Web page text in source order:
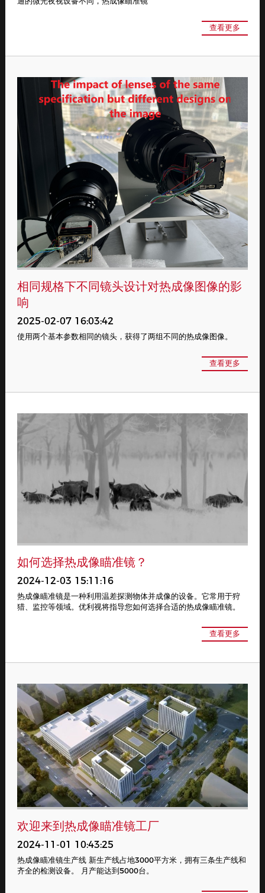
查看更多
相同规格下不同镜头设计对热成像图像的影
响
2025-02-07 16:03:42
使用两个基本参数相同的镜头，获得了两组不同的热成像图像。
查看更多
如何选择热成像瞄准镜？
2024-12-03 15:11:16
热成像瞄准镜是一种利用温差探测物体并成像的设备。它常用于狩
猎、监控等领域。优利视将指导您如何选择合适的热成像瞄准镜。
查看更多
欢迎来到热成像瞄准镜工厂
2024-11-01 10:43:25
热成像瞄准镜生产线 新生产线占地3000平方米，拥有三条生产线和
齐全的检测设备。 月产能达到5000台。